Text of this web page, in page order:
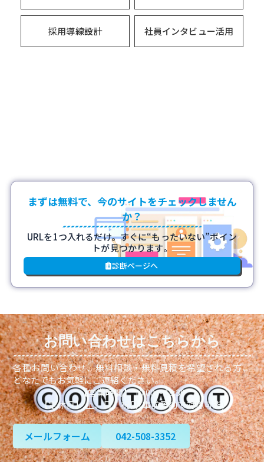
採用導線設計 社員インタビュー活用
まずは無料で、今のサイトをチェックしません
か？
URLを1つ入れるだけ。すぐに“もったいない”ポイン
トが見つかります。
診断ページへ
お問い合わせはこちらから
各種お問い合わせ、無料相談・無料見積を希望される方、
どなたでもお気軽にご連絡ください。
【営業時間】 10:00～19:30
【定休日】 土、日、祝日(事前予約で対応可能)
メールフォーム 042-508-3352